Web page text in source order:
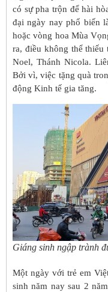
có sự pha trộn để hài
đại ngày nay phổ biến
hoặc vòng hoa Mùa
ra, điều không thể
Noel, Thánh Nicola.
Bởi vì, việc tặng quà
động Kinh tế gia tăng.
Giáng sinh ngập trành
Một ngày với trẻ em
sinh năm nay sau 2